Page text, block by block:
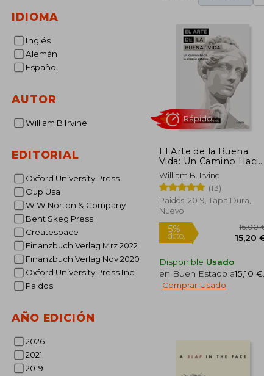
IDIOMA
Inglés
Alemán
Español
AUTOR
William B Irvine
EDITORIAL
Oxford University Press
Oup Usa
W W Norton & Company
Bent Skeg Press
Createspace
Finanzbuch Verlag Mrz 2022
Finanzbuch Verlag Nov 2020
Oxford University Press Inc
Paidos
AÑO EDICIÓN
2026
2021
2019
El Arte de la Buena
Vida: Un Camino Hacia
la Alegría Estoica
William B. Irvine
(13)
Paidós, 2019, Tapa Dura,
Nuevo
Rápido
Disponible Usado
en Buen Estado a15,10 €
Comprar Usado